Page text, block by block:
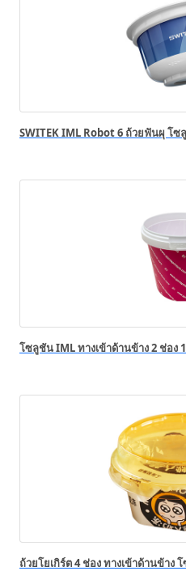
SWITEK IML Robot 6 ถ้วยฟันผุ โซ
โซลูชัน IML ทางเข้าด้านข้าง 2 ช่อง
ถ้วยโยเกิร์ต 4 ช่อง ทางเข้าด้านข้าง